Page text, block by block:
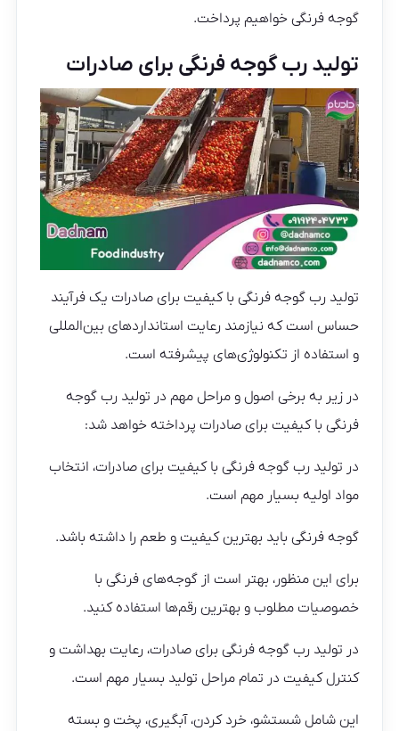
گوجه فرنگی خواهیم پرداخت.
تولید رب گوجه فرنگی برای صادرات
تولید رب گوجه فرنگی با کیفیت برای صادرات یک فرآیند
حساس است که نیازمند رعایت استانداردهای بین‌المللی
و استفاده از تکنولوژی‌های پیشرفته است.
در زیر به برخی اصول و مراحل مهم در تولید رب گوجه
فرنگی با کیفیت برای صادرات پرداخته خواهد شد:
در تولید رب گوجه فرنگی با کیفیت برای صادرات، انتخاب
مواد اولیه بسیار مهم است.
گوجه فرنگی باید بهترین کیفیت و طعم را داشته باشد.
برای این منظور، بهتر است از گوجه‌های فرنگی با
خصوصیات مطلوب و بهترین رقم‌ها استفاده کنید.
در تولید رب گوجه فرنگی برای صادرات، رعایت بهداشت و
کنترل کیفیت در تمام مراحل تولید بسیار مهم است.
این شامل شستشو، خرد کردن، آبگیری، پخت و بسته